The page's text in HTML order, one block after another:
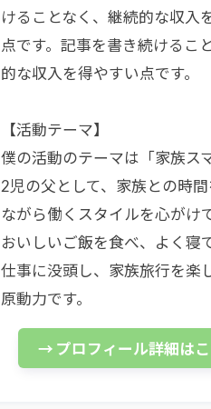
けることなく、継続的な収入
点です。記事を書き続けるこ
的な収入を得やすい点です。
【活動テーマ】
僕の活動のテーマは「家族ス
2児の父として、家族との時
ながら働くスタイルを心がけ
おいしいご飯を食べ、よく寝
仕事に没頭し、家族旅行を楽
原動力です。
→ プロフィール詳細はこ